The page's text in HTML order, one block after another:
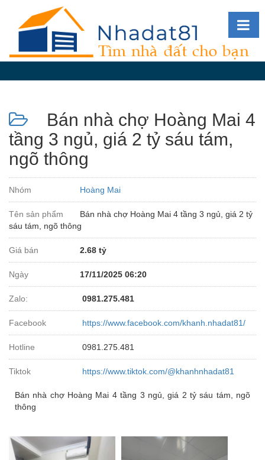
đàn
Giới
Tin
nhà
đất
videos
Tìm
kiếm
Đăng
nhập
Bán nhà chợ Hoàng Mai 4
tầng 3 ngủ, giá 2 tỷ sáu tám,
ngõ thông
Nhóm Hoàng Mai
Tên sản phẩm
Bán nhà chợ Hoàng Mai 4 tầng 3 ngủ, giá 2 tỷ
sáu tám, ngõ thông
Giá bán 2.68 tỷ
Ngày 17/11/2025 06:20
Zalo: 0981.275.481
Facebook https://www.facebook.com/khanh.nhadat81/
Hotline 0981.275.481
Tiktok https://www.tiktok.com/@khanhnhadat81
Bán nhà chợ Hoàng Mai 4 tầng 3 ngủ, giá 2 tỷ sáu tám, ngõ
thông